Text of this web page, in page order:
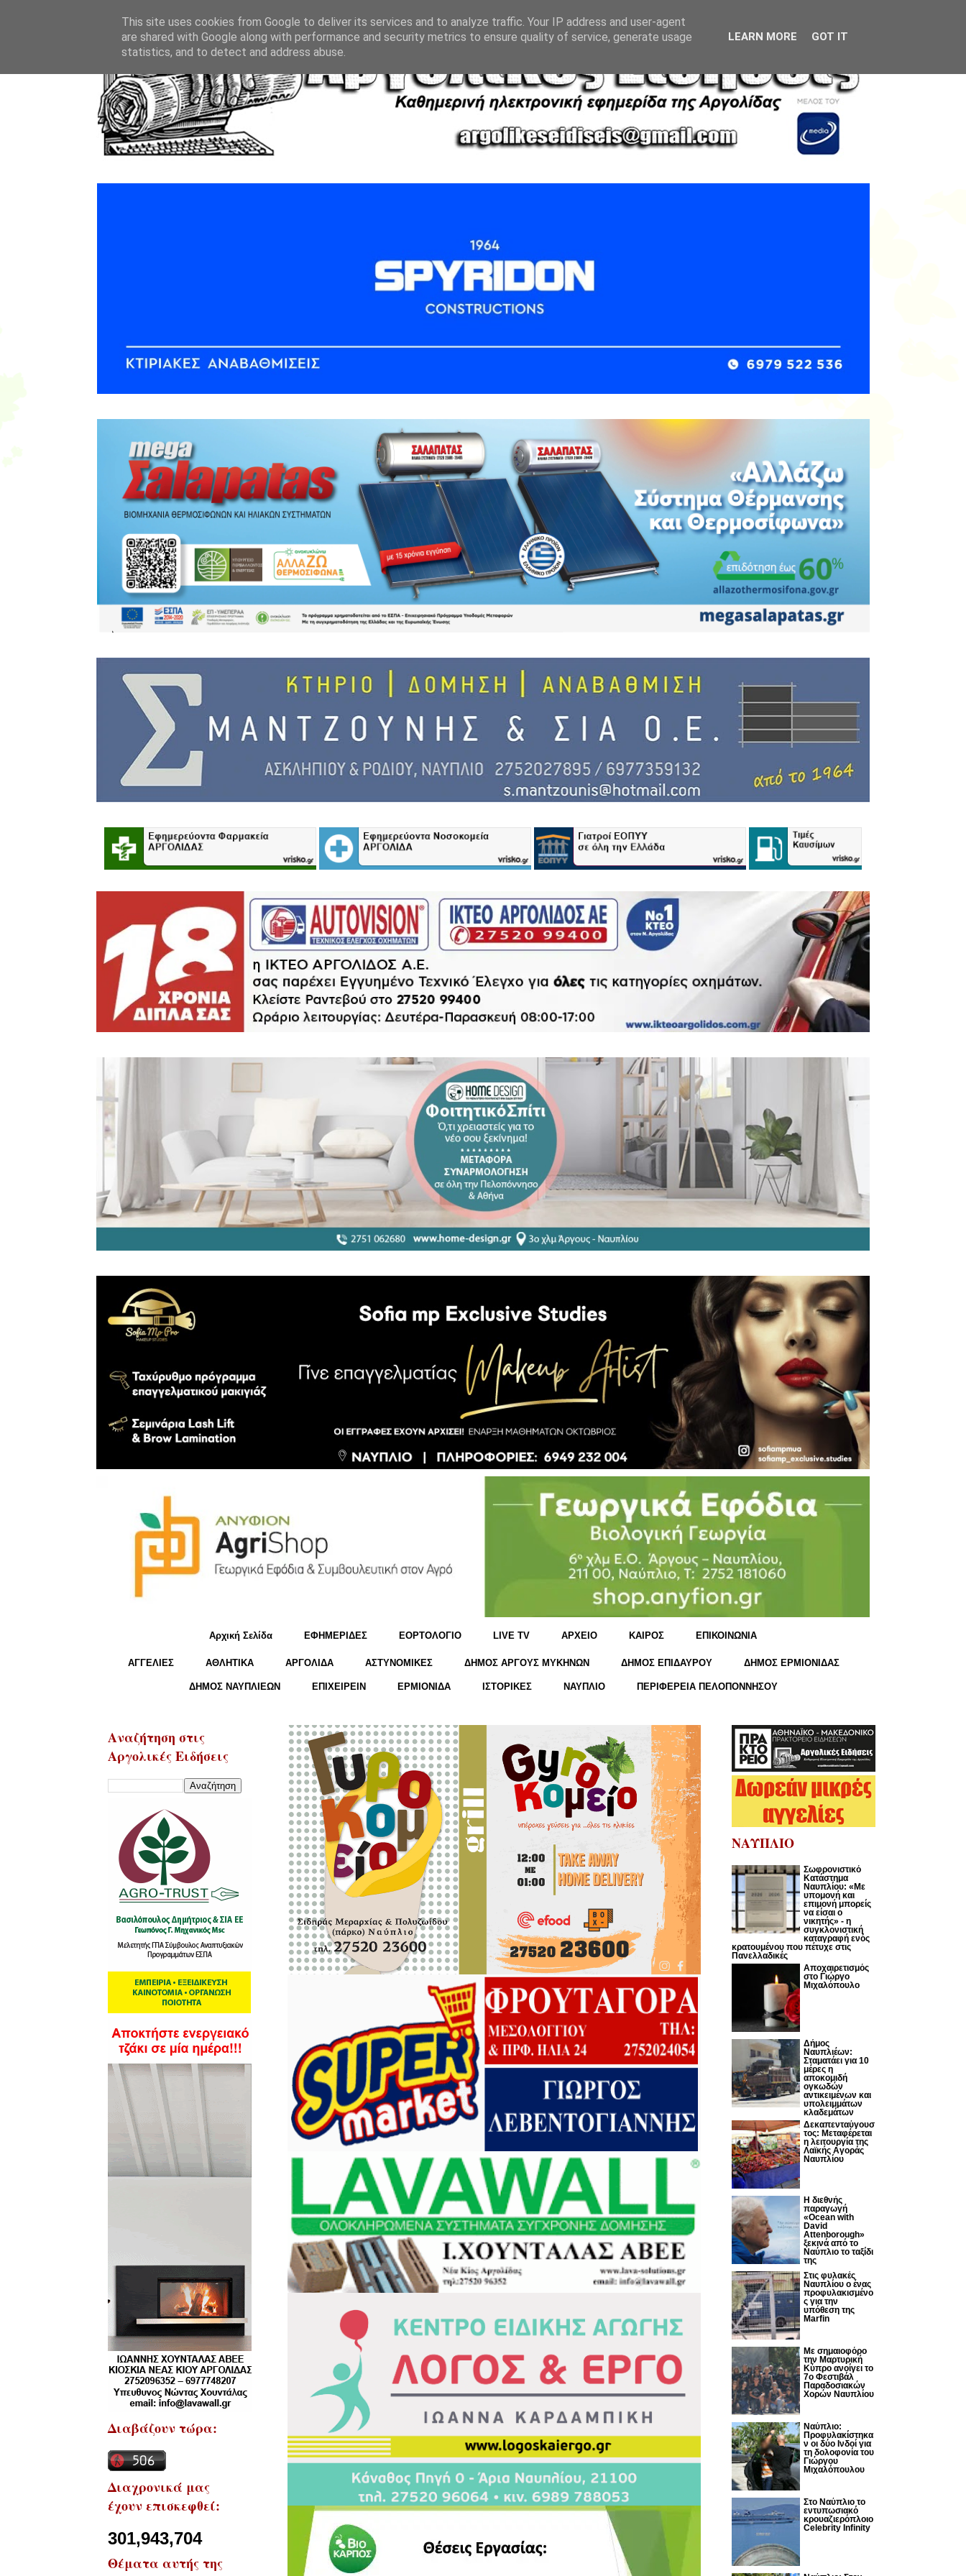
Αρχική Σελίδα ΕΦΗΜΕΡΙΔΕΣ ΕΟΡΤΟΛΟΓΙΟ LIVE TV ΑΡΧΕΙΟ KΑΙΡΟΣ ΕΠΙΚΟΙΝΩΝΙΑ
ΑΓΓΕΛΙΕΣ ΑΘΛΗΤΙΚΑ ΑΡΓΟΛΙΔΑ ΑΣΤΥΝΟΜΙΚΕΣ ΔΗΜΟΣ ΑΡΓΟΥΣ ΜΥΚΗΝΩΝ ΔΗΜΟΣ ΕΠΙΔΑΥΡΟΥ ΔΗΜΟΣ ΕΡΜΙΟΝΙΔΑΣ
ΔΗΜΟΣ ΝΑΥΠΛΙΕΩΝ ΕΠΙΧΕΙΡΕΙΝ ΕΡΜΙΟΝΙΔΑ ΙΣΤΟΡΙΚΕΣ ΝΑΥΠΛΙΟ ΠΕΡΙΦΕΡΕΙΑ ΠΕΛΟΠΟΝΝΗΣΟΥ
Αναζήτηση στις
Αργολικές Ειδήσεις
Διαβάζουν τώρα:
Διαχρονικά μας
έχουν επισκεφθεί:
301,943,704
Θέματα αυτής της
ΝΑΥΠΛΙΟ
Σωφρονιστικό
Κατάστημα
Ναυπλίου: «Με
υπομονή και
επιμονή μπορείς
να είσαι ο
νικητής» - η
συγκλονιστική
καταγραφή ενός
κρατουμένου που πέτυχε στις
Πανελλαδικές
Αποχαιρετισμός
στο Γιώργο
Μιχαλόπουλο
Δήμος
Ναυπλιέων:
Σταματάει για 10
μέρες η
αποκομιδή
ογκωδών
αντικειμένων και
υπολειμμάτων
κλαδεμάτων
Δεκαπενταύγουσ
τος: Μεταφέρεται
η λειτουργία της
Λαϊκής Αγοράς
Ναυπλίου
Η διεθνής
παραγωγή
«Ocean with
David
Attenborough»
ξεκινά από το
Ναύπλιο το ταξίδι
της
Στις φυλακές
Ναυπλίου ο ένας
προφυλακισμένο
ς για την
υπόθεση της
Marfin
Με σημαιοφόρο
την Μαρτυρική
Κύπρο ανοίγει το
7ο Φεστιβάλ
Παραδοσιακών
Χορών Ναυπλίου
Ναύπλιο:
Προφυλακίστηκα
ν οι δύο Ινδοί για
τη δολοφονία του
Γιώργου
Μιχαλόπουλου
Στο Ναύπλιο το
εντυπωσιακό
κρουαζιερόπλοιο
Celebrity Infinity
This site uses cookies from Google to deliver its services and to analyze traffic. Your IP address and user-agent
are shared with Google along with performance and security metrics to ensure quality of service, generate usage
statistics, and to detect and address abuse.
LEARN MORE GOT IT